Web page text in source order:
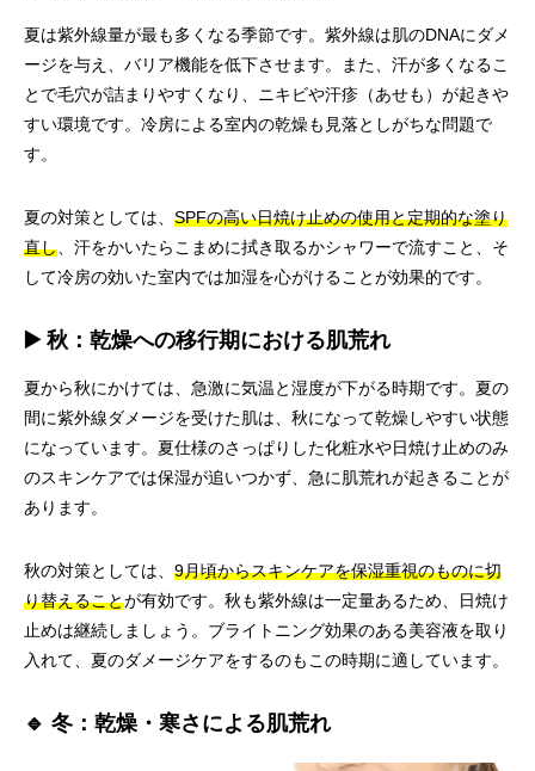
夏は紫外線量が最も多くなる季節です。紫外線は肌のDNAにダメ
ージを与え、バリア機能を低下させます。また、汗が多くなるこ
とで毛穴が詰まりやすくなり、ニキビや汗疹（あせも）が起きや
すい環境です。冷房による室内の乾燥も見落としがちな問題で
す。
夏の対策としては、 SPFの高い日焼け止めの使用と定期的な塗り
直し 、汗をかいたらこまめに拭き取るかシャワーで流すこと、そ
して冷房の効いた室内では加湿を心がけることが効果的です。
▶️ 秋：乾燥への移行期における肌荒れ
夏から秋にかけては、急激に気温と湿度が下がる時期です。夏の
間に紫外線ダメージを受けた肌は、秋になって乾燥しやすい状態
になっています。夏仕様のさっぱりした化粧水や日焼け止めのみ
のスキンケアでは保湿が追いつかず、急に肌荒れが起きることが
あります。
秋の対策としては、 9月頃からスキンケアを保湿重視のものに切
り替えることが有効です。秋も紫外線は一定量あるため、日焼け
止めは継続しましょう。ブライトニング効果のある美容液を取り
入れて、夏のダメージケアをするのもこの時期に適しています。
🔹 冬：乾燥・寒さによる肌荒れ